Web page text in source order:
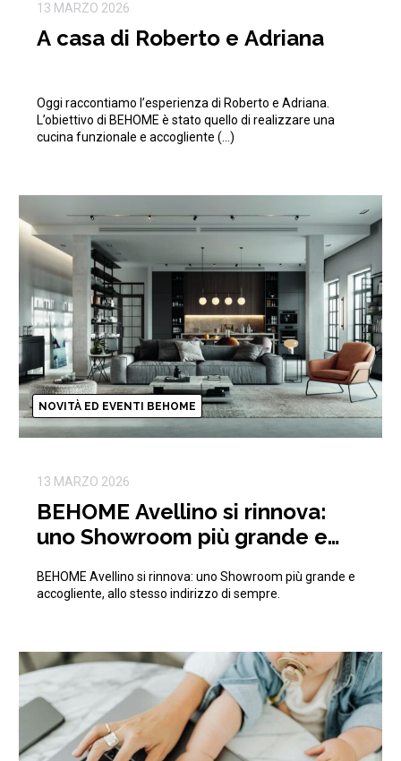
13 MARZO 2026
A casa di Roberto e Adriana
Oggi raccontiamo l’esperienza di Roberto e Adriana.
L’obiettivo di BEHOME è stato quello di realizzare una
cucina funzionale e accogliente (…)
NOVITÀ ED EVENTI BEHOME
13 MARZO 2026
BEHOME Avellino si rinnova:
uno Showroom più grande e
indirizzo di sempre.
BEHOME Avellino si rinnova: uno Showroom più grande e
accogliente, allo stesso indirizzo di sempre.